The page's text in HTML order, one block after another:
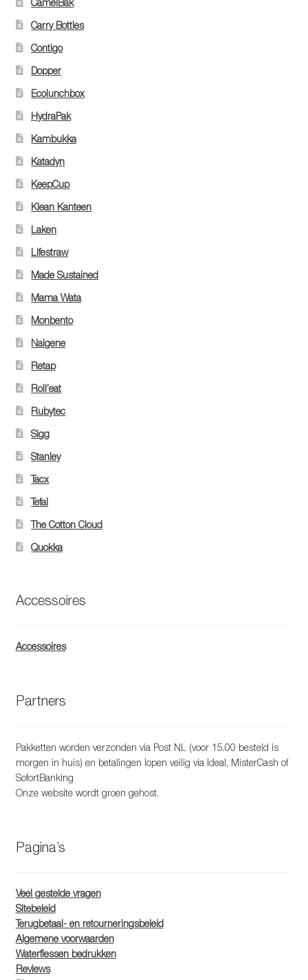
Carry Bottles
Contigo
Dopper
Ecolunchbox
HydraPak
Kambukka
Katadyn
KeepCup
Klean Kanteen
Laken
Lifestraw
Made Sustained
Mama Wata
Monbento
Nalgene
Retap
Roll’eat
Rubytec
Sigg
Stanley
Tacx
Tefal
The Cotton Cloud
Quokka
Accessoires
Accessoires
Partners
Pakketten worden verzonden via Post NL (voor 15.00 besteld is
morgen in huis) en betalingen lopen veilig via Ideal, MisterCash of
SofortBanking
Onze website wordt groen gehost.
Pagina’s
Veel gestelde vragen
Sitebeleid
Terugbetaal- en retourneringsbeleid
Algemene voorwaarden
Waterflessen bedrukken
Reviews